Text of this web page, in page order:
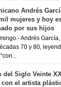
Andrés
mujeres y hoy
por sus hijos
Andrés
70 y 80,
del Siglo Veinte
con el artista